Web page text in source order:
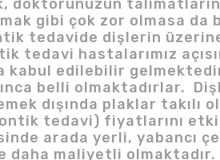
doktorunuzun
gibi çok zor olmasa
tedavide dişlerin
tedavi hastalarımız
kabul edilebilir
belli olmaktadırlar.
dışında plaklar
tedavi) fiyatlarını
arada yerli, yabancı
maliyetli